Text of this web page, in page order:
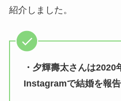
紹介しました。
・夕輝壽太さんは2020
Instagramで結婚を報告